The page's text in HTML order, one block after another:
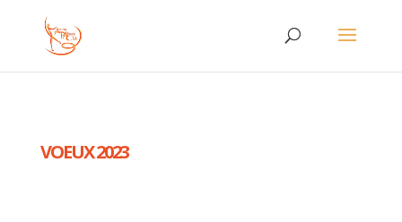
VOEUX 2023